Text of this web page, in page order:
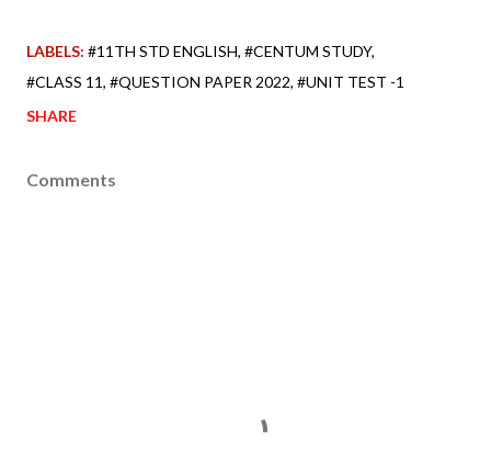
LABELS: #11TH STD ENGLISH #CENTUM STUDY
#CLASS 11 #QUESTION PAPER 2022 #UNIT TEST -1
SHARE
Comments